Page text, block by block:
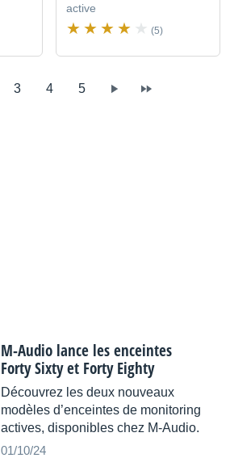
active
(5)
3 4 5
M-Audio lance les enceintes
Forty Sixty et Forty Eighty
Découvrez les deux nouveaux
modèles d’enceintes de monitoring
actives, disponibles chez M-Audio.
01/10/24